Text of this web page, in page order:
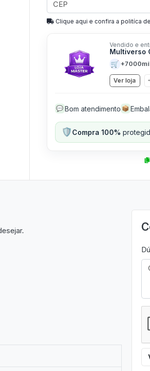
Clique aqui e confira a politíca
Vendido e
Multiverso
🛒
Ver loja
💬 Bom atendimento 📦
🛡️Compra 100%